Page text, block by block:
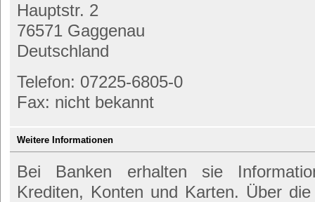
Hauptstr. 2
76571 Gaggenau
Deutschland
Telefon: 07225-6805-0
Fax: nicht bekannt
Weitere Informationen
Bei Banken erhalten sie
Krediten, Konten und Karten. Über